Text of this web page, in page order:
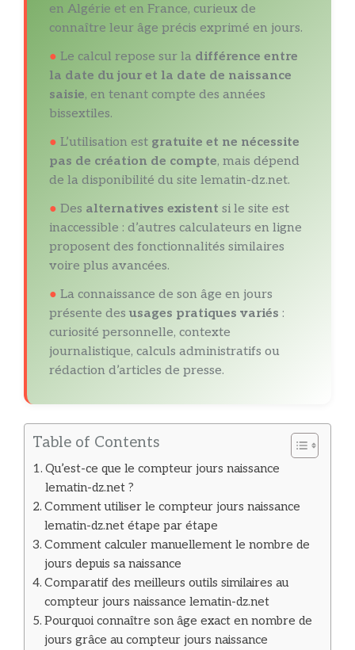
en Algérie et en France, curieux de
connaître leur âge précis exprimé en jours.
● Le calcul repose sur la différence entre
la date du jour et la date de naissance
saisie, en tenant compte des années
bissextiles.
● L’utilisation est gratuite et ne nécessite
pas de création de compte, mais dépend
de la disponibilité du site lematin-dz.net.
● Des alternatives existent si le site est
inaccessible : d’autres calculateurs en ligne
proposent des fonctionnalités similaires
voire plus avancées.
● La connaissance de son âge en jours
présente des usages pratiques variés :
curiosité personnelle, contexte
journalistique, calculs administratifs ou
rédaction d’articles de presse.
Table of Contents
Qu’est-ce que le compteur jours naissance
lematin-dz.net ?
Comment utiliser le compteur jours naissance
lematin-dz.net étape par étape
Comment calculer manuellement le nombre de
jours depuis sa naissance
Comparatif des meilleurs outils similaires au
compteur jours naissance lematin-dz.net
Pourquoi connaître son âge exact en nombre de
jours grâce au compteur jours naissance